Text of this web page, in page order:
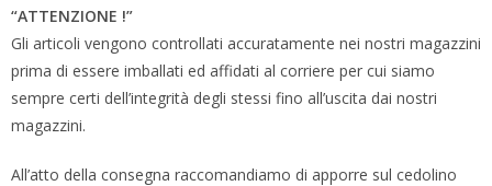
“ATTENZIONE !”
Gli articoli vengono controllati accuratamente nei nostri magazzini
prima di essere imballati ed affidati al corriere per cui siamo
sempre certi dell’integrità degli stessi fino all’uscita dai nostri
magazzini.
All’atto della consegna raccomandiamo di apporre sul cedolino